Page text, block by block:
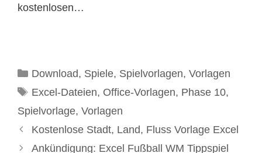
kostenlosen…
Kategorien
Download, Spiele, Spielvorlagen, Vorlagen
Schlagwörter
Excel-Dateien, Office-Vorlagen, Phase 10,
Spielvorlage, Vorlagen
Kostenlose Stadt, Land, Fluss Vorlage Excel
Ankündigung: Excel Fußball WM Tippspiel